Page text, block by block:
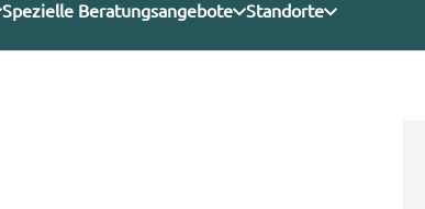
Spezielle Beratungsangebote Standorte